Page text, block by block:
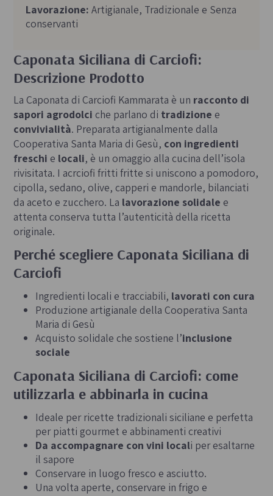
Caponata Siciliana di Carciofi:
Descrizione Prodotto
La Caponata di Carciofi Kammarata è un racconto di
sapori agrodolci che parlano di tradizione e
convivialità. Preparata artigianalmente dalla
Cooperativa Santa Maria di Gesù, con ingredienti
freschi e locali, è un omaggio alla cucina dell’isola
rivisitata. I acrciofi fritti fritte si uniscono a pomodoro,
cipolla, sedano, olive, capperi e mandorle, bilanciati
da aceto e zucchero. La lavorazione solidale e
attenta conserva tutta l’autenticità della ricetta
originale.
Perché scegliere Caponata Siciliana di
Carciofi
Ingredienti locali e tracciabili, lavorati con cura
Produzione artigianale della Cooperativa Santa
Maria di Gesù
Acquisto solidale che sostiene l’inclusione
sociale
Caponata Siciliana di Carciofi: come
utilizzarla e abbinarla in cucina
Ideale per ricette tradizionali siciliane e perfetta
per piatti gourmet e abbinamenti creativi
Da accompagnare con vini locali per esaltarne
il sapore
Conservare in luogo fresco e asciutto.
Una volta aperte, conservare in frigo e
Lavorazione: Artigianale, Tradizionale e Senza
conservanti